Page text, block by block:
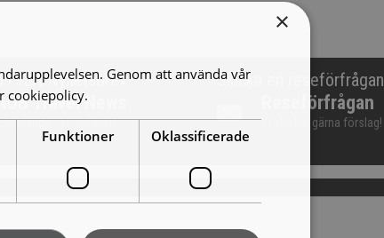
i vårt Nyhetsbrev
Travel News
och nyheter!
Skicka en reseförfrågan
Reseförfrågan
Vi skickar gärna förslag!
×
Genom att använda vår
cookiepolicy.
Funktioner Oklassificerade